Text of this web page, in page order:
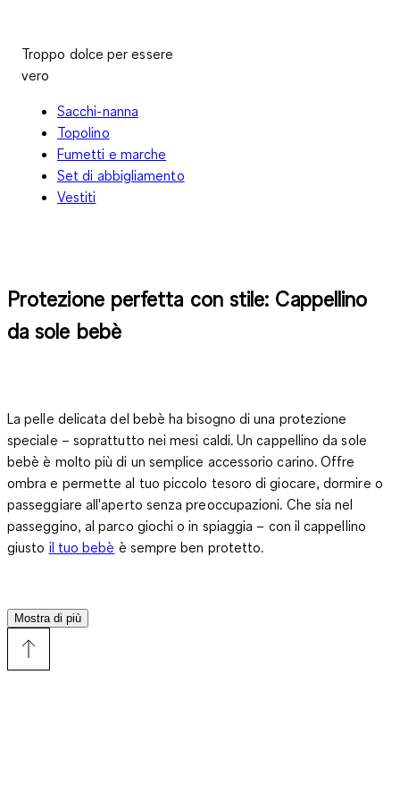
Troppo dolce per essere
vero
Sacchi-nanna
Topolino
Fumetti e marche
Set di abbigliamento
Vestiti
Protezione perfetta con stile: Cappellino
da sole bebè
La pelle delicata del bebè ha bisogno di una protezione
speciale – soprattutto nei mesi caldi. Un cappellino da sole
bebè è molto più di un semplice accessorio carino. Offre
ombra e permette al tuo piccolo tesoro di giocare, dormire o
passeggiare all'aperto senza preoccupazioni. Che sia nel
passeggino, al parco giochi o in spiaggia – con il cappellino
giusto il tuo bebè è sempre ben protetto.
Perché un cappellino da sole bebè è indispensabile
Mostra di più